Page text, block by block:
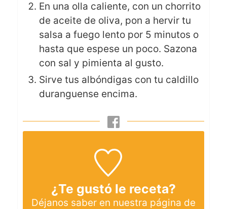
En una olla caliente, con un chorrito
de aceite de oliva, pon a hervir tu
salsa a fuego lento por 5 minutos o
hasta que espese un poco. Sazona
con sal y pimienta al gusto.
Sirve tus albóndigas con tu caldillo
duranguense encima.
¿Te gustó le receta?
Déjanos saber en nuestra página de